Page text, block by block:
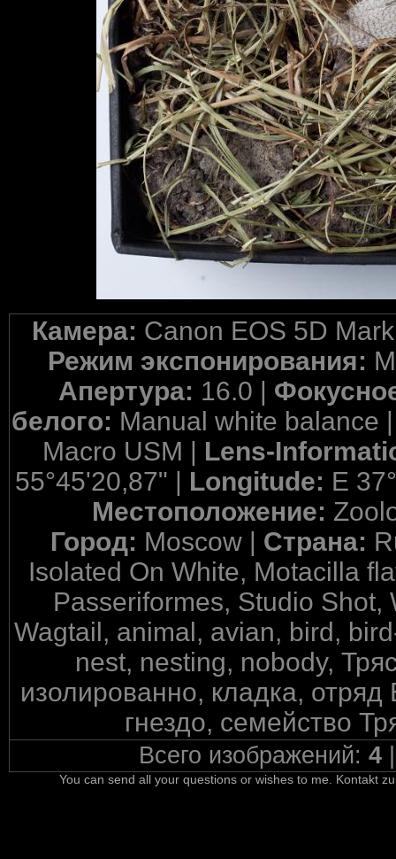
Камера: Canon EOS 5D
Режим экспонирования:
Апертура: 16.0 |
белого: Manual white balance
Macro USM | Lens-
55°45'20,87" | Longitude: E
Местоположение:
Город: Moscow | Страна:
Isolated On White, Motacilla
Passeriformes, Studio
Wagtail, animal, avian, bird,
nest, nesting, nobody,
изолированно, кладка,
гнездо, семейство
Всего изображений: 4
You can send all your questions or wishes to me. Kontakt